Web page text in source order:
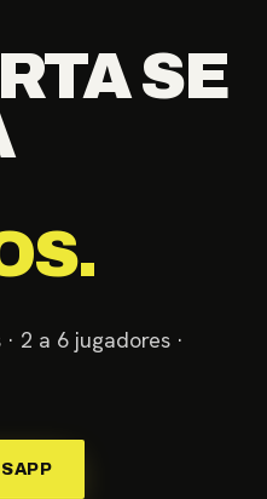
SE
2 a 6 jugadores ·